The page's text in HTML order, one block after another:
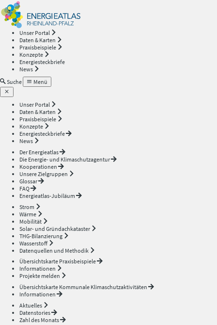
Unser Portal
Daten & Karten
Praxisbeispiele
Konzepte
Energiesteckbriefe
News
Suche
Menü
Unser Portal
Daten & Karten
Praxisbeispiele
Konzepte
Energiesteckbriefe
News
Der Energieatlas
Die Energie- und Klimaschutzagentur
Kooperationen
Unsere Zielgruppen
Glossar
FAQ
Energieatlas-Jubiläum
Strom
Wärme
Mobilität
Solar- und Gründachkataster
THG-Bilanzierung
Wasserstoff
Datenquellen und Methodik
Übersichtskarte Praxisbeispiele
Informationen
Projekte melden
Übersichtskarte Kommunale Klimaschutzaktivitäten
Informationen
Aktuelles
Datenstories
Zahl des Monats